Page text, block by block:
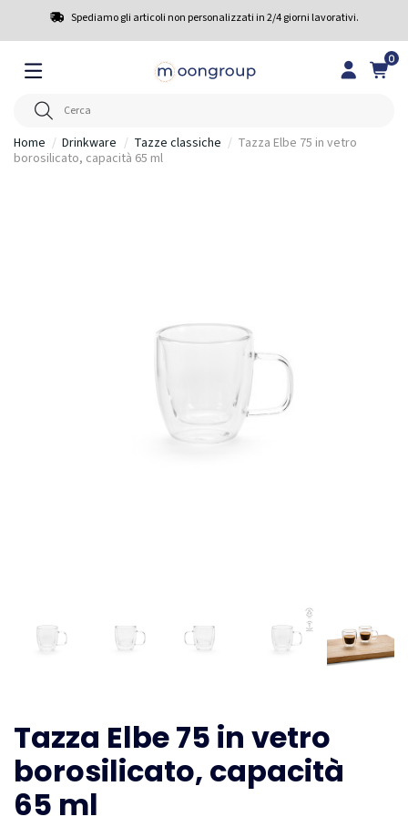
Spediamo gli articoli non personalizzati in 2/4 giorni lavorativi.
0
Home Drinkware Tazze classiche
Tazza Elbe 75 in vetro
borosilicato, capacità 65 ml
Tazza Elbe 75 in vetro
borosilicato, capacità
65 ml